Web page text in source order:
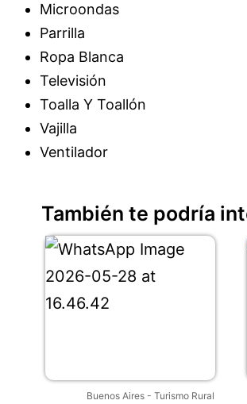
Microondas
Parrilla
Ropa Blanca
Televisión
Toalla Y Toallón
Vajilla
Ventilador
También te podría
Buenos Aires- Turismo Rural